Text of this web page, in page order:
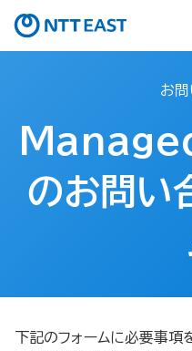
お
のお問い
下記のフォームに必要事項